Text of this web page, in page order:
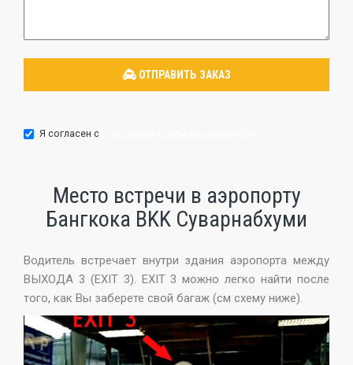
Я согласен с
Место встречи в аэропорту
Бангкока BKK Суварнабхуми
Водитель встречает внутри здания аэропорта между
ВЫХОДA 3 (EXIT 3). EXIT 3 можно легко найти после
того, как Вы заберете свой багаж (см схему ниже).